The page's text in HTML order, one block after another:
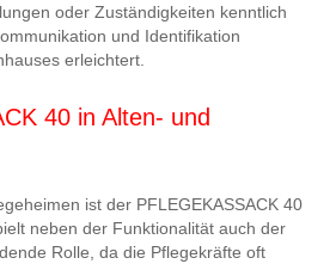
oder Zuständigkeiten kenntlich
und Identifikation
erleichtert.
40 in Alten- und
ist der PFLEGEKASSACK 40
neben der Funktionalität auch der
Rolle, da die Pflegekräfte oft